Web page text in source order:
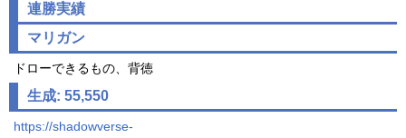
連勝実績
マリガン
ドローできるもの、背徳
生成: 55,550
https://shadowverse-